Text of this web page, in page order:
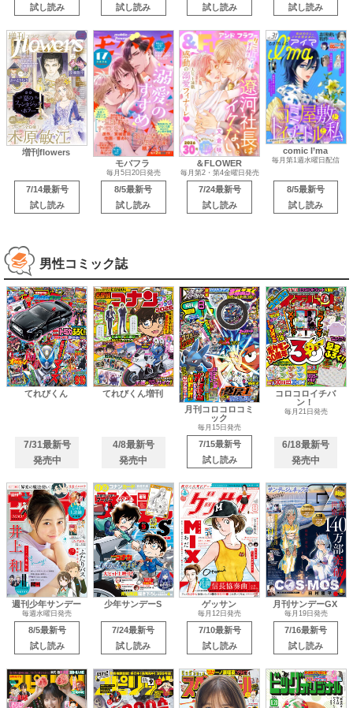
試し読み
試し読み
試し読み
試し読み
増刊flowers
7/14最新号
試し読み
モバフラ
毎月5日20日発売
8/5最新号
試し読み
＆FLOWER
毎月第2・第4金曜日発売
7/24最新号
試し読み
comic I’ma
毎月第1週水曜日配信
8/5最新号
試し読み
男性コミック誌
てれびくん
7/31最新号
発売中
てれびくん増刊
4/8最新号
発売中
月刊コロコロコミ
ック
毎月15日発売
7/15最新号
試し読み
コロコロイチバ
ン！
毎月21日発売
6/18最新号
発売中
週刊少年サンデー
毎週水曜日発売
8/5最新号
試し読み
少年サンデーS
7/24最新号
試し読み
ゲッサン
毎月12日発売
7/10最新号
試し読み
月刊サンデーGX
毎月19日発売
7/16最新号
試し読み